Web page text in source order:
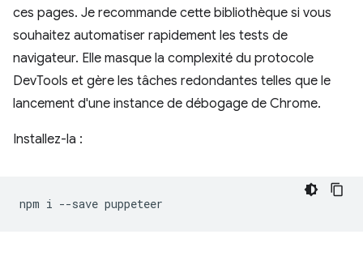
ces pages. Je recommande cette bibliothèque si vous
souhaitez automatiser rapidement les tests de
navigateur. Elle masque la complexité du protocole
DevTools et gère les tâches redondantes telles que le
lancement d'une instance de débogage de Chrome.
Installez-la :
npm i --save